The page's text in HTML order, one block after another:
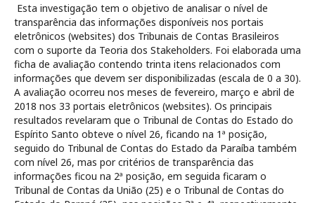
Esta investigação tem o objetivo de analisar o nível de
transparência das informações disponíveis nos portais
eletrônicos (websites) dos Tribunais de Contas Brasileiros
com o suporte da Teoria dos Stakeholders. Foi elaborada uma
ficha de avaliação contendo trinta itens relacionados com
informações que devem ser disponibilizadas (escala de 0 a 30).
A avaliação ocorreu nos meses de fevereiro, março e abril de
2018 nos 33 portais eletrônicos (websites). Os principais
resultados revelaram que o Tribunal de Contas do Estado do
Espírito Santo obteve o nível 26, ficando na 1ª posição,
seguido do Tribunal de Contas do Estado da Paraíba também
com nível 26, mas por critérios de transparência das
informações ficou na 2ª posição, em seguida ficaram o
Tribunal de Contas da União (25) e o Tribunal de Contas do